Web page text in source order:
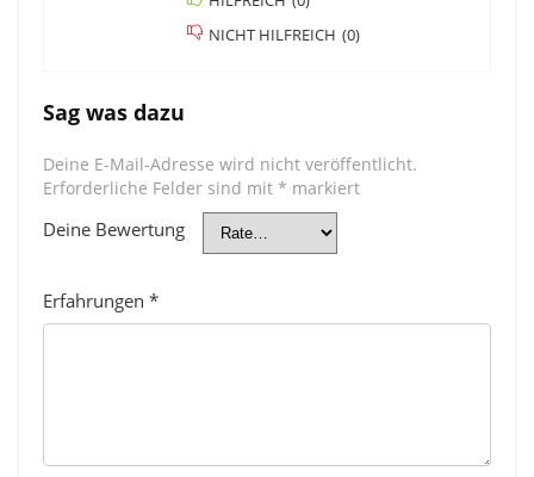
NICHT HILFREICH (0)
Sag was dazu
Deine E-Mail-Adresse wird nicht veröffentlicht.
Erforderliche Felder sind mit * markiert
Deine Bewertung
Erfahrungen *